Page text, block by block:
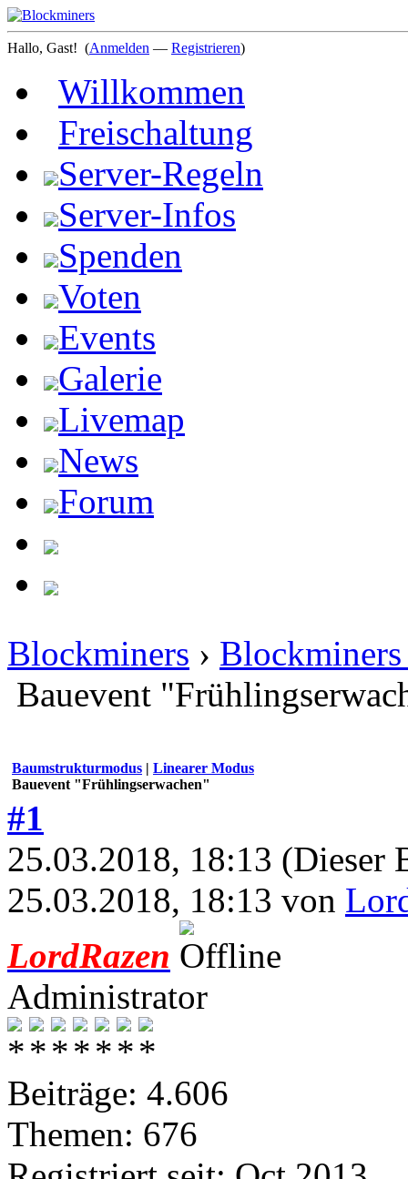
Hallo, Gast! (Anmelden — Registrieren)
Willkommen
Freischaltung
Server-Regeln
Server-Infos
Spenden
Voten
Events
Galerie
Livemap
News
Forum
Blockminers ›
Bauevent
Baumstrukturmodus | Linearer Modus
Bauevent "Frühlingserwachen"
#1
25.03.2018, 18:13 (Dieser
25.03.2018, 18:13 von
LordRazen
Administrator
Beiträge: 4.606
Themen: 676